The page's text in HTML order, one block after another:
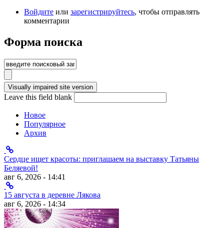
Войдите или зарегистрируйтесь, чтобы отправлять
комментарии
Форма поиска
Leave this field blank
Новое
Популярное
Архив
Сердце ищет красоты: приглашаем на выставку Татьяны
Беляевой!
авг 6, 2026 - 14:41
15 августа в деревне Лякова
авг 6, 2026 - 14:34